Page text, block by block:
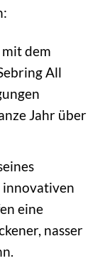
mit dem
All
Jahr über
innovativen
eine
nasser